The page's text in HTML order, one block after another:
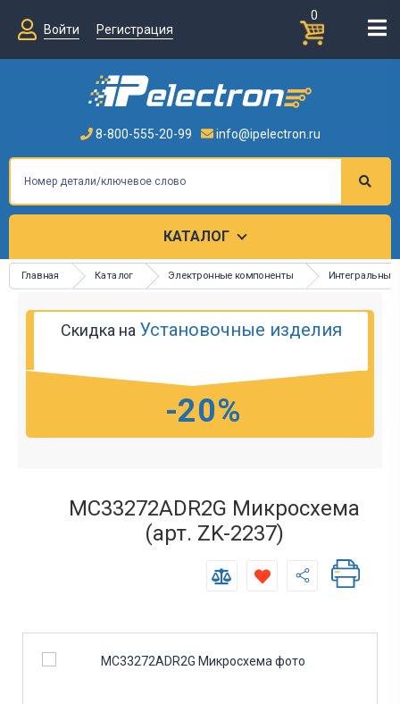
0
Войти
Регистрация
8-800-555-20-99 info@ipelectron.ru
КАТАЛОГ
Главная Каталог Электронные компоненты Интегральные
Скидка на Установочные изделия
-20%
MC33272ADR2G Микросхема
(арт. ZK-2237)